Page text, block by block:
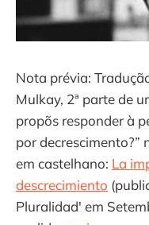
Nota prévia:
Mulkay, 2ª parte de
propõs responder à
por decrescimento?”
em castelhano: La
descrecimiento
Pluralidad' em